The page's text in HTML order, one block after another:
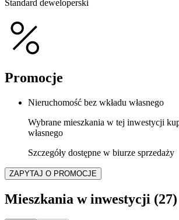
Standard deweloperski
Promocje
Nieruchomość bez wkładu własnego
Wybrane mieszkania w tej inwestycji
własnego
Szczegóły dostępne w biurze sprzedaży
ZAPYTAJ O PROMOCJE
Mieszkania w inwestycji (27)